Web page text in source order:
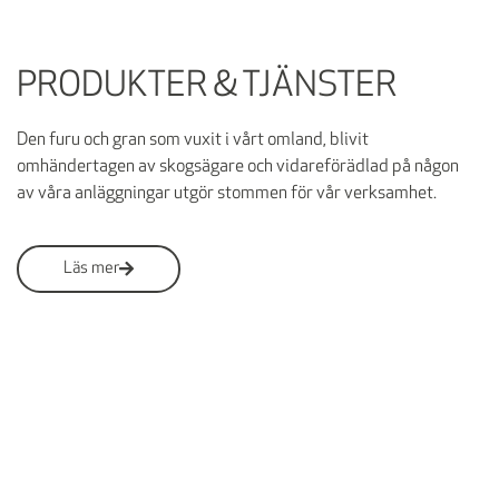
PRODUKTER & TJÄNSTER
Den furu och gran som vuxit i vårt omland, blivit
omhändertagen av skogsägare och vidareförädlad på någon
av våra anläggningar utgör stommen för vår verksamhet.
Läs mer